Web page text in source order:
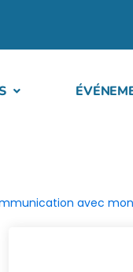
avec